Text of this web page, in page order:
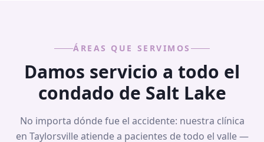
ÁREAS QUE SERVIMOS
Damos servicio a todo el
condado de Salt Lake
No importa dónde fue el accidente: nuestra clínica
en Taylorsville atiende a pacientes de todo el valle —